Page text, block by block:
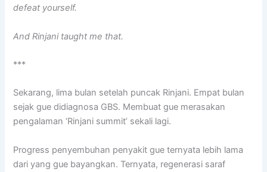
defeat yourself.
And Rinjani taught me that.
***
Sekarang, lima bulan setelah puncak Rinjani. Empat bulan
sejak gue didiagnosa GBS. Membuat gue merasakan
pengalaman ‘Rinjani summit’ sekali lagi.
Progress penyembuhan penyakit gue ternyata lebih lama
dari yang gue bayangkan. Ternyata, regenerasi saraf